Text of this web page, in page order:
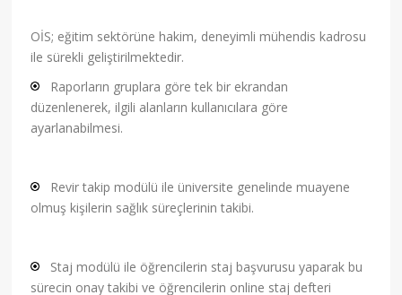
OİS; eğitim sektörüne hakim, deneyimli mühendis kadrosu
ile sürekli geliştirilmektedir.
Raporların gruplara göre tek bir ekrandan
düzenlenerek, ilgili alanların kullanıcılara göre
ayarlanabilmesi.
Revir takip modülü ile üniversite genelinde muayene
olmuş kişilerin sağlık süreçlerinin takibi.
Staj modülü ile öğrencilerin staj başvurusu yaparak bu
sürecin onay takibi ve öğrencilerin online staj defteri